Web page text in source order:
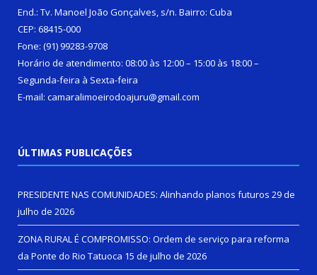
End.: Tv. Manoel João Gonçalves, s/n. Bairro: Cuba
CEP: 68415-000
Fone: (91) 99283-9708
Horário de atendimento: 08:00 às 12:00 – 15:00 às 18:00 –
Segunda-feira à Sexta-feira
E-mail: camaralimoeirodoajuru@gmail.com
ÚLTIMAS PUBLICAÇÕES
PRESIDENTE NAS COMUNIDADES: Alinhando planos futuros 29 de
julho de 2026
ZONA RURAL É COMPROMISSO: Ordem de serviço para reforma
da Ponte do Rio Tatuoca 15 de julho de 2026